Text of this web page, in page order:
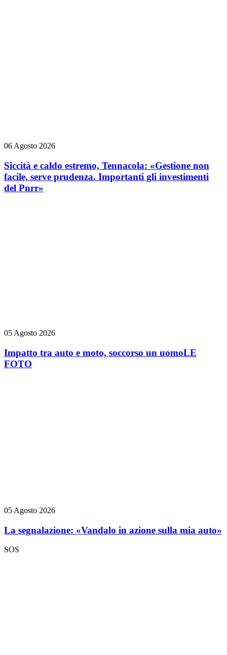
06 Agosto 2026
Siccità e caldo estremo, Tennacola: «Gestione non
facile, serve prudenza. Importanti gli investimenti
del Pnrr»
05 Agosto 2026
Impatto tra auto e moto, soccorso un uomoLE
FOTO
05 Agosto 2026
La segnalazione: «Vandalo in azione sulla mia auto»
SOS